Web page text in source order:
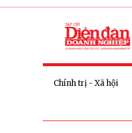
Chính trị - Xã hội